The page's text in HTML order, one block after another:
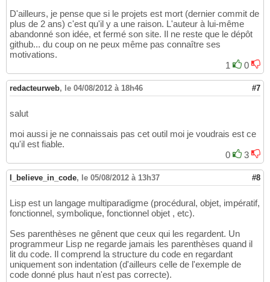
D'ailleurs, je pense que si le projets est mort (dernier commit de
plus de 2 ans) c'est qu'il y a une raison. L'auteur à lui-même
abandonné son idée, et fermé son site. Il ne reste que le dépôt
github... du coup on ne peux même pas connaître ses
motivations.
1
0
redacteurweb, le 04/08/2012 à 18h46 #7
salut
moi aussi je ne connaissais pas cet outil moi je voudrais est ce
qu'il est fiable.
0
3
I_believe_in_code, le 05/08/2012 à 13h37 #8
Lisp est un langage multiparadigme (procédural, objet, impératif,
fonctionnel, symbolique, fonctionnel objet , etc).
Ses parenthèses ne gênent que ceux qui les regardent. Un
programmeur Lisp ne regarde jamais les parenthèses quand il
lit du code. Il comprend la structure du code en regardant
uniquement son indentation (d'ailleurs celle de l'exemple de
code donné plus haut n'est pas correcte).